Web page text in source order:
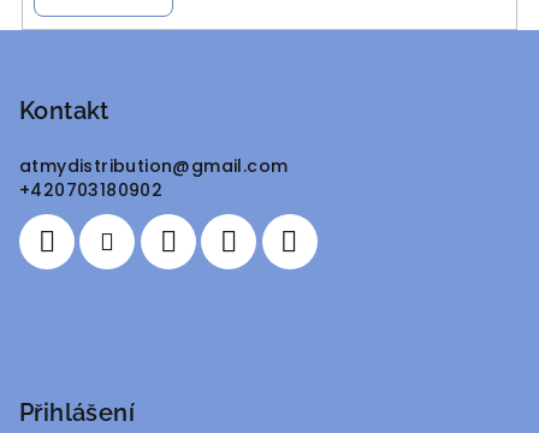
Kontakt
atmydistribution@gmail.com
+420703180902
Přihlášení